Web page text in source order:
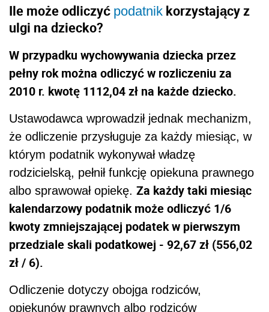
Ile może odliczyć podatnik korzystający z
ulgi na dziecko?
W przypadku wychowywania dziecka przez
pełny rok można odliczyć w rozliczeniu za
2010 r. kwotę 1112,04 zł na każde dziecko.
Ustawodawca wprowadził jednak mechanizm,
że odliczenie przysługuje za każdy miesiąc, w
którym podatnik wykonywał władzę
rodzicielską, pełnił funkcję opiekuna prawnego
albo sprawował opiekę. Za każdy taki miesiąc
kalendarzowy podatnik może odliczyć 1/6
kwoty zmniejszającej podatek w pierwszym
przedziale skali podatkowej - 92,67 zł (556,02
zł / 6).
Odliczenie dotyczy obojga rodziców,
opiekunów prawnych albo rodziców